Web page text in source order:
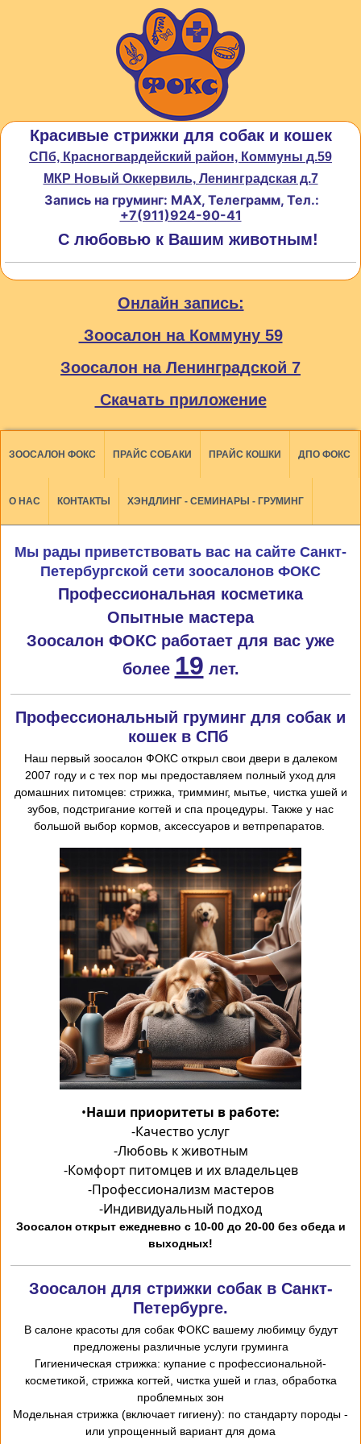
Красивые стрижки для собак и кошек
СПб, Красногвардейский район, Коммуны д.59
МКР Новый Оккервиль, Ленинградская д.7
Запись на груминг: MAX, Телеграмм, Тел.:
+7(911)924-90-41
С любовью к Вашим животным!
Онлайн запись:
Зоосалон на Коммуну 59
Зоосалон на Ленинградской 7
Скачать приложение
ЗООСАЛОН ФОКС ПРАЙС СОБАКИ ПРАЙС КОШКИ ДПО ФОКС
О НАС КОНТАКТЫ ХЭНДЛИНГ - СЕМИНАРЫ - ГРУМИНГ
Мы рады приветствовать вас на сайте Санкт-
Петербургской сети зоосалонов ФОКС
Профессиональная косметика
Опытные мастера
Зоосалон ФОКС работает для вас уже
более 19 лет.
Профессиональный груминг для собак и
кошек в СПб
Наш первый зоосалон ФОКС открыл свои двери в далеком
2007 году и с тех пор мы предоставляем полный уход для
домашних питомцев: стрижка, тримминг, мытье, чистка ушей и
зубов, подстригание когтей и спа процедуры. Также у нас
большой выбор кормов, аксессуаров и ветпрепаратов.
•Наши приоритеты в работе:
-Качество услуг
-Любовь к животным
-Комфорт питомцев и их владельцев
-Профессионализм мастеров
-Индивидуальный подход
Зоосалон открыт ежедневно с 10-00 до 20-00 без обеда и
выходных!
Зоосалон для стрижки собак в Санкт-
Петербурге.
В салоне красоты для собак ФОКС вашему любимцу будут
предложены различные услуги груминга
-Гигиеническая стрижка: купание с профессиональной
косметикой, стрижка когтей, чистка ушей и глаз, обработка
проблемных зон
- Модельная стрижка (включает гигиену): по стандарту породы
или упрощенный вариант для дома